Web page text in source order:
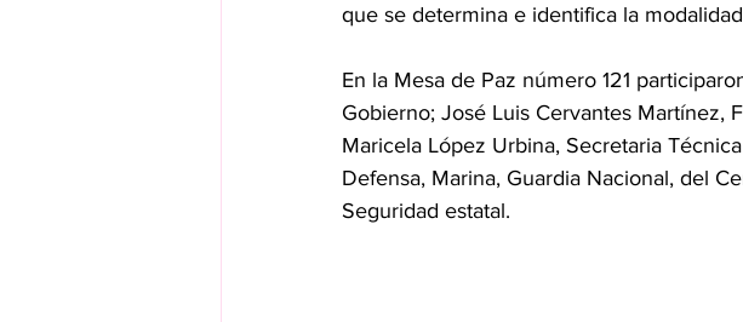
que se determina e identifica la
En la Mesa de Paz número 121
Gobierno; José Luis Cervantes Martínez,
Maricela López Urbina, Secretaria
Defensa, Marina, Guardia Nacional, del
Seguridad estatal.